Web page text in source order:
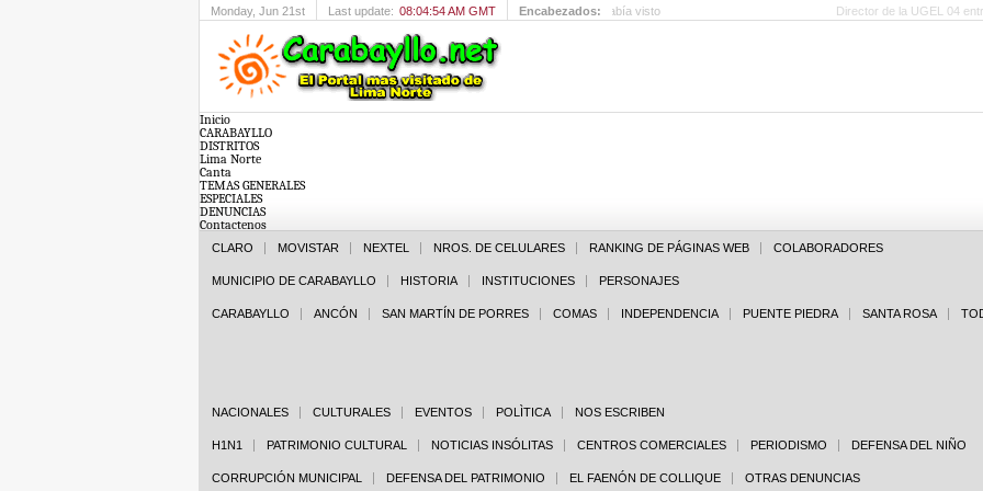
Monday, Jun 21st Last update: 08:04:54 AM GMT Encabezados: La clase media que nadie había visto
Inicio
CARABAYLLO
DISTRITOS
Lima Norte
Canta
TEMAS GENERALES
ESPECIALES
DENUNCIAS
Contactenos
CLARO MOVISTAR NEXTEL NROS. DE CELULARES RANKING DE PÁGINAS WEB COLABORADORES
MUNICIPIO DE CARABAYLLO HISTORIA INSTITUCIONES PERSONAJES
CARABAYLLO ANCÓN SAN MARTÍN DE PORRES COMAS INDEPENDENCIA PUENTE PIEDRA SANTA ROSA
NACIONALES CULTURALES EVENTOS POLÌTICA NOS ESCRIBEN
H1N1 PATRIMONIO CULTURAL NOTICIAS INSÓLITAS CENTROS COMERCIALES PERIODISMO DEFENSA DEL NIÑO
CORRUPCIÓN MUNICIPAL DEFENSA DEL PATRIMONIO EL FAENÓN DE COLLIQUE OTRAS DENUNCIAS